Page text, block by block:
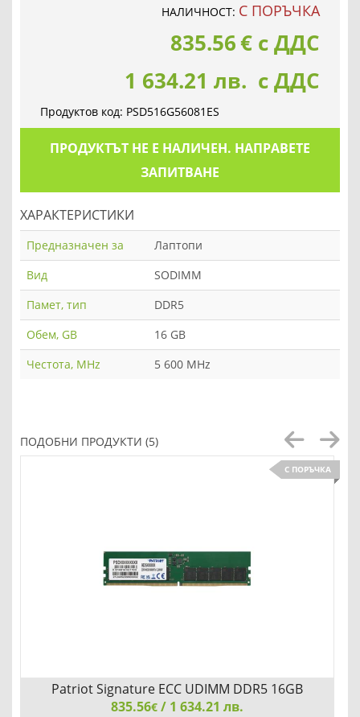
НАЛИЧНОСТ: С ПОРЪЧКА
835.56€ с ДДС
1 634.21 лв. с ДДС
Продуктов код: PSD516G56081ES
ПРОДУКТЪТ НЕ Е НАЛИЧЕН. НАПРАВЕТЕ
ЗАПИТВАНЕ
ХАРАКТЕРИСТИКИ
Предназначен за
Лаптопи
Вид
SODIMM
Памет, тип
DDR5
Обем, GB
16 GB
Честота, MHz
5 600 MHz
ПОДОБНИ ПРОДУКТИ (5)
С ПОРЪЧКА
Patriot Signature ECC UDIMM DDR5 16GB
5600Mhz
835.56€ / 1 634.21 лв.